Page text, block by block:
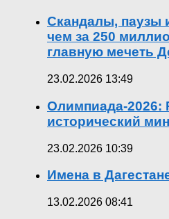
Скандалы, паузы
чем за 250
главную мечеть
23.02.2026 13:49
Олимпиада-2026:
исторический
23.02.2026 10:39
Имена в
13.02.2026 08:41